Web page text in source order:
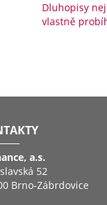
Dluhopisy
vlastně
a.s.
52
Brno-Zábrdovice